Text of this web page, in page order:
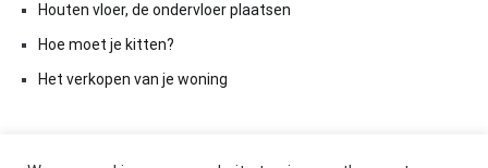
Houten vloer, de ondervloer plaatsen
Hoe moet je kitten?
Het verkopen van je woning